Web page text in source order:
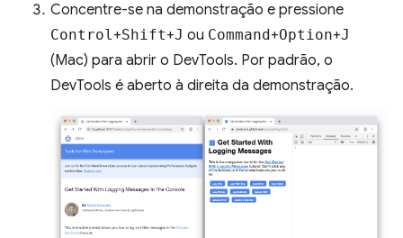
Concentre-se na demonstração e pressione
Control+Shift+J ou Command+Option+J
(Mac) para abrir o DevTools. Por padrão, o
DevTools é aberto à direita da demonstração.